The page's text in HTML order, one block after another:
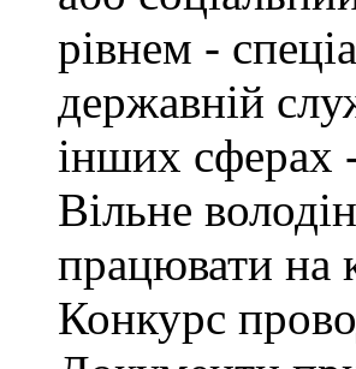
рівнем -
державній
інших сферах
Вільне
працювати на
Конкурс